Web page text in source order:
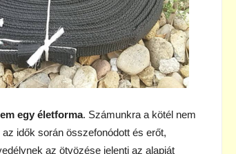
egy életforma. Számunkra a kötél nem
idők során összefonódott és erőt,
az ötvözése jelenti az alapját